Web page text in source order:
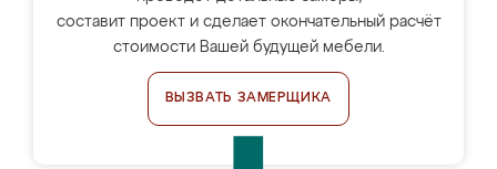
составит проект и сделает окончательный расчёт
стоимости Вашей будущей мебели.
ВЫЗВАТЬ ЗАМЕРЩИКА